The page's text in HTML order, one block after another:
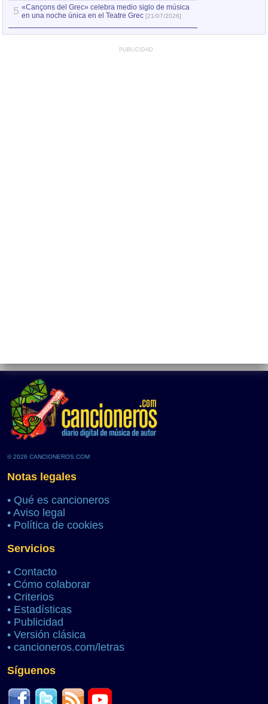
5 «Cançons del Grec» celebra medio siglo de música
en una noche única en el Teatre Grec [21/07/2026]
PUBLICIDAD
© 2026 CANCIONEROS.COM
Notas legales
• Qué es cancioneros
• Aviso legal
• Política de cookies
Servicios
• Contacto
• Cómo colaborar
• Criterios
• Estadísticas
• Publicidad
• Versión clásica
• cancioneros.com/letras
Síguenos